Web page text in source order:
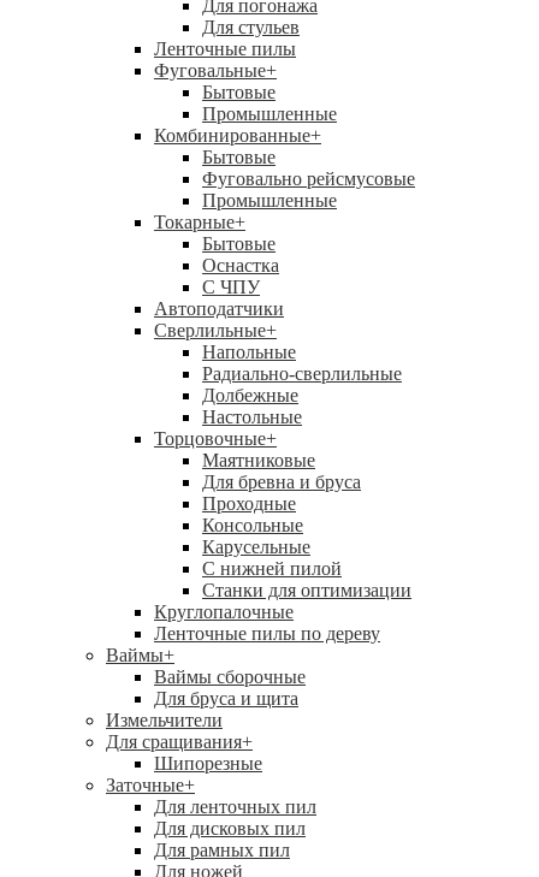
Для погонажа
Для стульев
Ленточные пилы
Фуговальные+
Бытовые
Промышленные
Комбинированные+
Бытовые
Фуговально рейсмусовые
Промышленные
Токарные+
Бытовые
Оснастка
С ЧПУ
Автоподатчики
Сверлильные+
Напольные
Радиально-сверлильные
Долбежные
Настольные
Торцовочные+
Маятниковые
Для бревна и бруса
Проходные
Консольные
Карусельные
С нижней пилой
Станки для оптимизации
Круглопалочные
Ленточные пилы по дереву
Ваймы+
Ваймы сборочные
Для бруса и щита
Измельчители
Для сращивания+
Шипорезные
Заточные+
Для ленточных пил
Для дисковых пил
Для рамных пил
Для ножей